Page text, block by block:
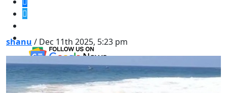
shanu / Dec 11th 2025, 5:23 pm